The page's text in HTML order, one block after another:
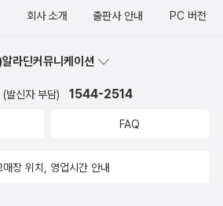
회사 소개 출판사 안내 PC 버전
라딘커뮤니케이션
(발신자 부담) 1544-2514
FAQ
매장 위치, 영업시간 안내